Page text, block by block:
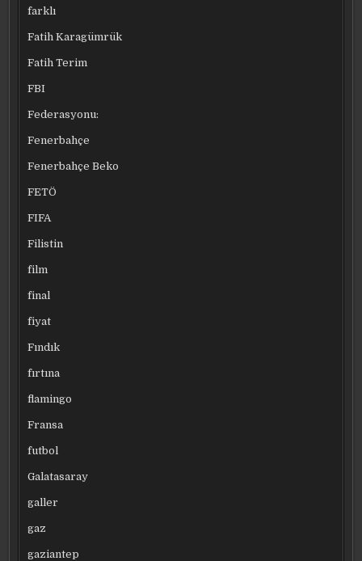
farklı
Fatih Karagümrük
Fatih Terim
FBI
Federasyonu:
Fenerbahçe
Fenerbahçe Beko
FETÖ
FIFA
Filistin
film
final
fiyat
Fındık
fırtına
flamingo
Fransa
futbol
Galatasaray
galler
gaz
gaziantep